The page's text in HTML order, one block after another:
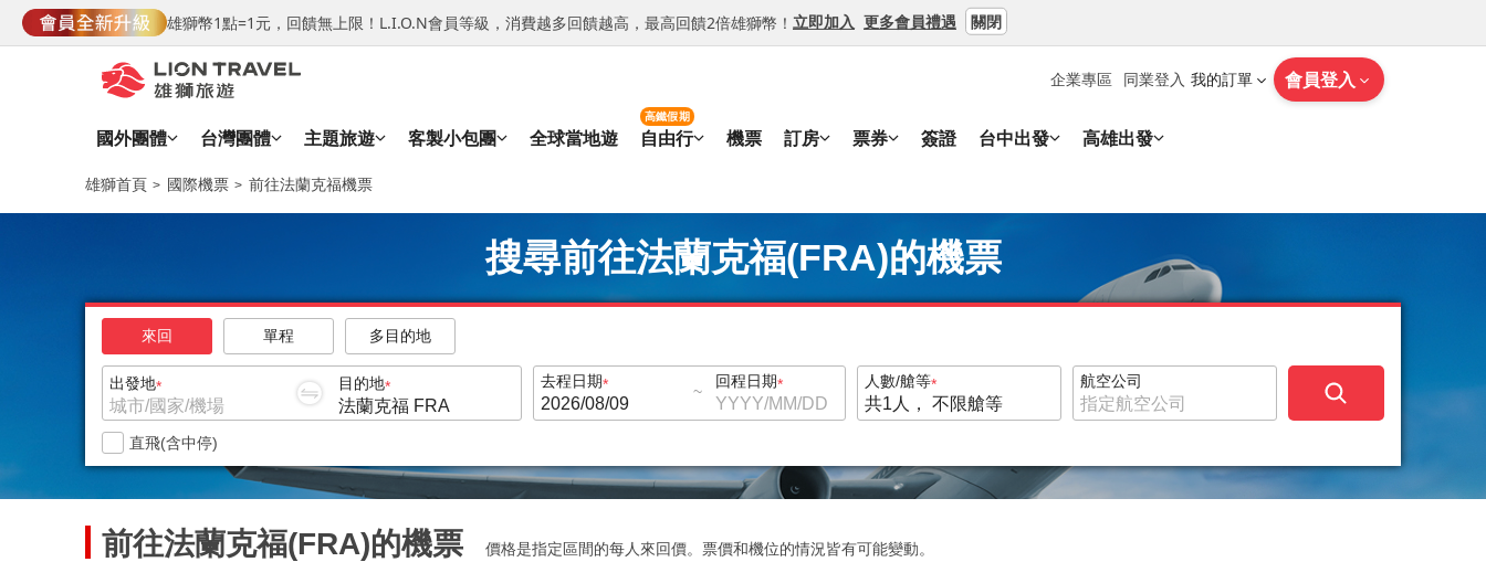
雄獅幣1點=1元，回饋無上限！L.I.O.N會員等級，消費越多回饋越高，最高回饋2倍雄獅幣！ 立即加入 更多會員禮遇 關閉
企業專區 同業登入 我的訂單 會員登入
國外團體 台灣團體 主題旅遊 客製小包團 全球當地遊 自由行
高鐵假期
機票 訂房 票券 簽證 台中出發 高雄出發
雄獅首頁 國際機票 前往法蘭克福機票
搜尋前往法蘭克福(FRA)的機票
來回 單程 多目的地
出發地 目的地 去程日期
~
回程日期 人數/艙等 航空公司
直飛(含中停)
前往法蘭克福(FRA)的機票 價格是指定區間的每人來回價。票價和機位的情況皆有可能變動。